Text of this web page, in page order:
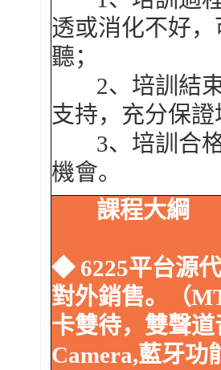
透或消化不好
聽；
2、培訓結束
支持，充分保
3、培訓合格
機會。
課程大綱
◆ 6225平台源
對外銷售。
（
卡雙待，雙聲
Camera,藍牙功